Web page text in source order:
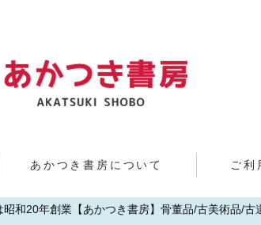
あかつき書房について ご利
和20年創業【あかつき書房】骨董品/古美術品/